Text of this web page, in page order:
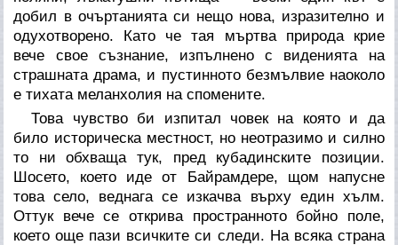
добил в очъртанията си нещо нова, изразително и
одухотворено. Като че тая мъртва природа крие
вече свое съзнание, изпълнено с виденията на
страшната драма, и пустинното безмълвие наоколо
е тихата меланхолия на спомените.
Това чувство би изпитал човек на която и да
било историческа местност, но неотразимо и силно
то ни обхваща тук, пред кубадинските позиции.
Шосето, което иде от Байрамдере, щом напусне
това село, веднага се изкачва върху един хълм.
Оттук вече се открива пространното бойно поле,
което още пази всичките си следи. На всяка страна